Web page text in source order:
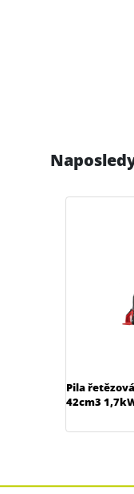
Pila
42cm3